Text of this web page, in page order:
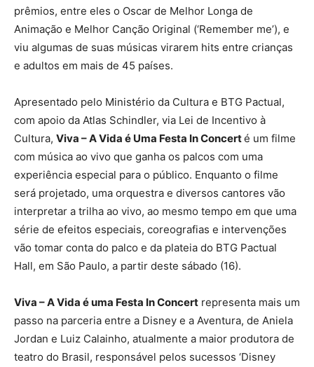
prêmios, entre eles o Oscar de Melhor Longa de
Animação e Melhor Canção Original (‘Remember me’), e
viu algumas de suas músicas virarem hits entre crianças
e adultos em mais de 45 países.
Apresentado pelo Ministério da Cultura e BTG Pactual,
com apoio da Atlas Schindler, via Lei de Incentivo à
Cultura, Viva – A Vida é Uma Festa In Concerté um filme
com música ao vivo que ganha os palcos com uma
experiência especial para o público. Enquanto o filme
será projetado, uma orquestra e diversos cantores vão
interpretar a trilha ao vivo, ao mesmo tempo em que uma
série de efeitos especiais, coreografias e intervenções
vão tomar conta do palco e da plateia do BTG Pactual
Hall, em São Paulo, a partir deste sábado (16).
Viva – A Vida é uma Festa In Concert representa mais um
passo na parceria entre a Disney e a Aventura, de Aniela
Jordan e Luiz Calainho, atualmente a maior produtora de
teatro do Brasil, responsável pelos sucessos ‘Disney